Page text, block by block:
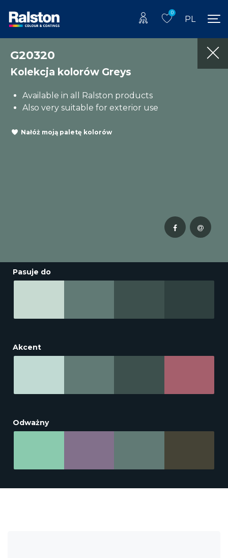
0
PL
G20320
Kolekcja kolorów Greys
Available in all Ralston products
Also very suitable for exterior use
Nałóż moją paletę kolorów
Pasuje do
Akcent
Odważny